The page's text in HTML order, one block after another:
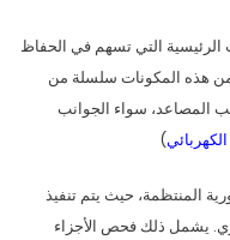
التي تسهم في الحفاظ
هذه المكونات سلسلة من
المصاعد، سواء الجوانب
)
المنتظمة، حيث يتم تنفيذ
يشمل ذلك فحص الأجزاء